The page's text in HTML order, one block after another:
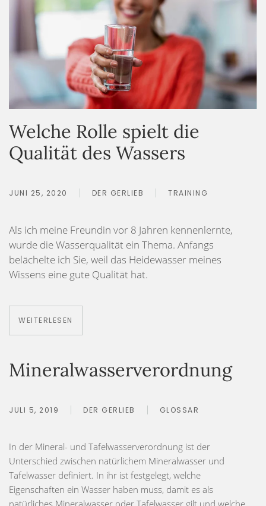
Welche Rolle spielt die
Qualität des Wassers
JUNI 25, 2020 DER GERLIEB TRAINING
Als ich meine Freundin vor 8 Jahren kennenlernte,
wurde die Wasserqualität ein Thema. Anfangs
belächelte ich Sie, weil das Heidewasser meines
Wissens eine gute Qualität hat.
WEITERLESEN
Mineralwasserverordnung
JULI 5, 2019 DER GERLIEB GLOSSAR
In der Mineral- und Tafelwasserverordnung ist der
Unterschied zwischen natürlichem Mineralwasser und
Tafelwasser definiert. In ihr ist festgelegt, welche
Eigenschaften ein Wasser haben muss, damit es als
natürliches Mineralwasser oder Tafelwasser gilt und welche